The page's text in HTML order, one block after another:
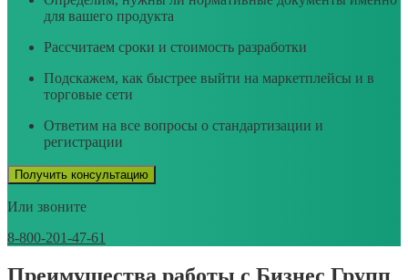
для вашего продукта
Рассчитаем сроки и стоимость разработки
Подскажем, как быстрее выйти на маркетплейсы и в
торговые сети
Ответим на все вопросы о стандартизации и
регистрации
Получить консультацию
Или звоните
8-800-201-47-61